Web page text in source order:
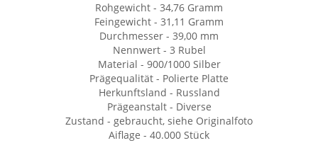
Rohgewicht - 34,76 Gramm
Feingewicht - 31,11 Gramm
Durchmesser - 39,00 mm
Nennwert - 3 Rubel
Material - 900/1000 Silber
Prägequalität - Polierte Platte
Herkunftsland - Russland
Prägeanstalt - Diverse
Zustand - gebraucht, siehe Originalfoto
Aiflage - 40.000 Stück